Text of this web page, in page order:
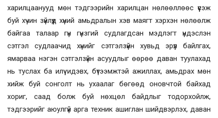
харилцаанууд мөн тэдгээрийн харилцан нөлөөллөөс үүсэж
буй хүчин зүйлүүд хүний амьдралын хэв маягт хэрхэн нөлөөлж
байгаа талаар гүн гүнзгий судлагдсан мэдлэгт үндэслэн
сэтгэл судлаачид хүнийг сэтгэлзүйн хувьд эрүүл байлгах,
ямарваа нэгэн сэтгэлзүйн асуудлыг өөрөө даван туулахад
нь туслах ба илүү идэвх, бүтээмжтэй ажиллах, амьдрах мөн
хийж буй сонголт нь ухаалаг бөгөөд оновчтой байхад
хориг, саад болж буй нөхцөл байдлыг тодорхойлж,
тэдгээрийг аюулгүй арга техник ашиглан шийдвэрлэх, даван